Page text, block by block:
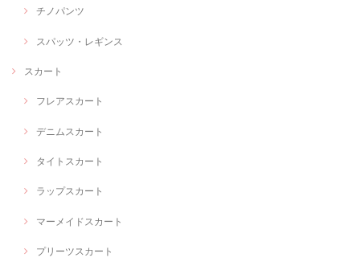
チノパンツ
スパッツ・レギンス
スカート
フレアスカート
デニムスカート
タイトスカート
ラップスカート
マーメイドスカート
プリーツスカート